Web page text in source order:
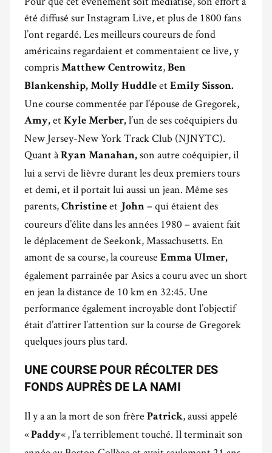
été diffusé sur Instagram Live, et plus de 1800 fans
l’ont regardé. Les meilleurs coureurs de fond
américains regardaient et commentaient ce live, y
compris Matthew Centrowitz, Ben
Blankenship, Molly Huddle et Emily Sisson.
Une course commentée par l’épouse de Gregorek,
Amy, et Kyle Merber, l’un de ses coéquipiers du
New Jersey-New York Track Club (NJNYTC).
Quant àRyan Manahan, son autre coéquipier, il
lui a servi de lièvre durant les deux premiers tours
et demi, et il portait lui aussi un jean. Même ses
parents, Christine et John – qui étaient des
coureurs d’élite dans les années 1980 – avaient fait
le déplacement de Seekonk, Massachusetts. En
amont de sa course, la coureuse Emma Ulmer,
également parrainée par Asics a couru avec un short
en jean la distance de 10 km en 32:45. Une
performance également incroyable dont l’objectif
était d’attirer l’attention sur la course de Gregorek
quelques jours plus tard.
UNE COURSE POUR RÉCOLTER DES
FONDS AUPRÈS DE LA NAMI
Il y a an la mort de son frère Patrick, aussi appelé
«Paddy« , l’a terriblement touché. Il terminait son